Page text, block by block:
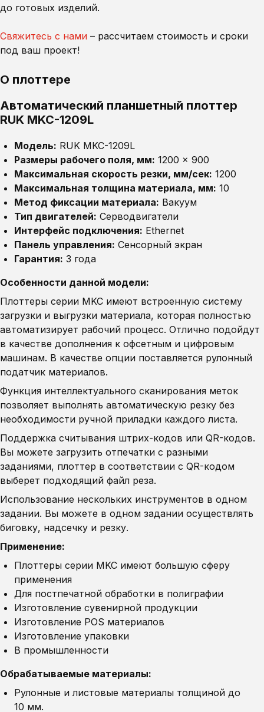
до готовых изделий.
Свяжитесь с нами – рассчитаем стоимость и сроки
под ваш проект!
О плоттере
Автоматический планшетный плоттер
RUK MKC-1209L
Модель: RUK MKC-1209L
Размеры рабочего поля, мм: 1200 × 900
Максимальная скорость резки, мм/сек: 1200
Максимальная толщина материала, мм: 10
Метод фиксации материала: Вакуум
Тип двигателей: Серводвигатели
Интерфейс подключения: Ethernet
Панель управления: Сенсорный экран
Гарантия: 3 года
Особенности данной модели:
Плоттеры серии MKC имеют встроенную систему
загрузки и выгрузки материала, которая полностью
автоматизирует рабочий процесс. Отлично подойдут
в качестве дополнения к офсетным и цифровым
машинам. В качестве опции поставляется рулонный
податчик материалов.
Функция интеллектуального сканирования меток
позволяет выполнять автоматическую резку без
необходимости ручной приладки каждого листа.
Поддержка считывания штрих-кодов или QR-кодов.
Вы можете загрузить отпечатки с разными
заданиями, плоттер в соответствии с QR-кодом
выберет подходящий файл реза.
Использование нескольких инструментов в одном
задании. Вы можете в одном задании осуществлять
биговку, надсечку и резку.
Применение:
Плоттеры серии MKC имеют большую сферу
применения
Для постпечатной обработки в полиграфии
Изготовление сувенирной продукции
Изготовление POS материалов
Изготовление упаковки
В промышленности
Обрабатываемые материалы:
Рулонные и листовые материалы толщиной до
10 мм.